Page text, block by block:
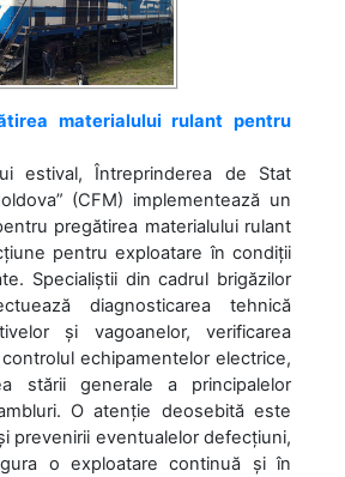
materialului rulant pentru
estival, Întreprinderea de Stat
(CFM) implementează un
pregătirea materialului rulant
pentru exploatare în condiții
Specialiștii din cadrul brigăzilor
diagnosticarea tehnică
și vagoanelor, verificarea
echipamentelor electrice,
stării generale a principalelor
O atenție deosebită este
prevenirii eventualelor defecțiuni,
o exploatare continuă și în